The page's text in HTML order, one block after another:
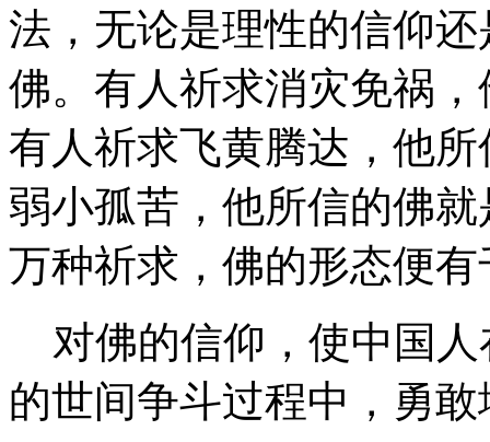
法，无论是理性的信仰
佛。有人祈求消灾免祸
有人祈求飞黄腾达，他
弱小孤苦，他所信的佛
万种祈求，佛的形态便
对佛的信仰，使中国人
的世间争斗过程中，勇